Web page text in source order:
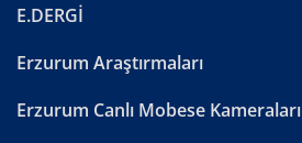
E.DERGİ
Erzurum Araştırmaları
Erzurum Canlı Mobese Kameraları